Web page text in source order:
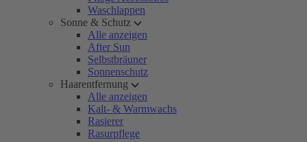
Waschlappen
Sonne & Schutz
Alle anzeigen
After Sun
Selbstbräuner
Sonnenschutz
Haarentfernung
Alle anzeigen
Kalt- & Warmwachs
Rasierer
Rasurpflege